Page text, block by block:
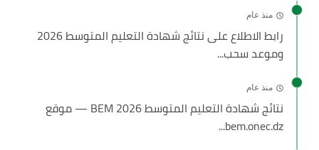
منذ عام
رابط الاطلاع على نتائج شهادة التعليم المتوسط 2026
وموعد سحب...
منذ عام
نتائج شهادة التعليم المتوسط 2026 BEM — موقع
bem.onec.dz...